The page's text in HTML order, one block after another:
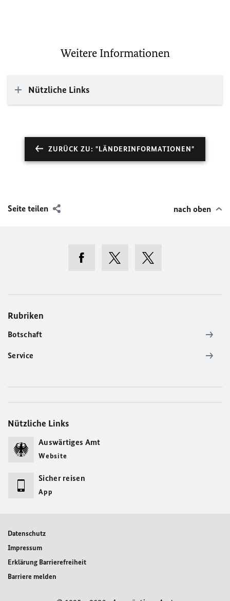
Weitere Informationen
Nützliche Links
ZURÜCK ZU: "LÄNDERINFORMATIONEN"
Seite teilen nach oben
Rubriken
Botschaft
Service
Nützliche Links
Auswärtiges Amt
Website
Sicher reisen
App
Datenschutz
Impressum
Erklärung Barrierefreiheit
Barriere melden